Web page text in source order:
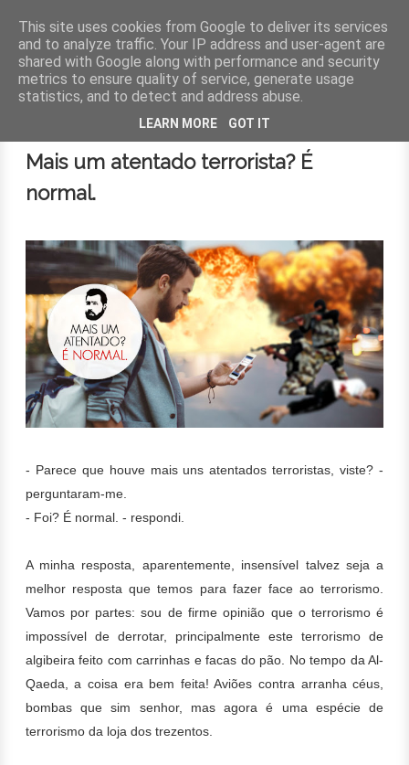
MENU
Mais um atentado terrorista? É
normal.
- Parece que houve mais uns atentados terroristas, viste? -
perguntaram-me.
- Foi? É normal. - respondi.
A minha resposta, aparentemente, insensível talvez seja a
melhor resposta que temos para fazer face ao terrorismo.
Vamos por partes: sou de firme opinião que o terrorismo é
impossível de derrotar, principalmente este terrorismo de
algibeira feito com carrinhas e facas do pão. No tempo da Al-
Qaeda, a coisa era bem feita! Aviões contra arranha céus,
bombas que sim senhor, mas agora é uma espécie de
terrorismo da loja dos trezentos.
This site uses cookies from Google to deliver its services
and to analyze traffic. Your IP address and user-agent are
shared with Google along with performance and security
metrics to ensure quality of service, generate usage
statistics, and to detect and address abuse.
LEARN MORE GOT IT